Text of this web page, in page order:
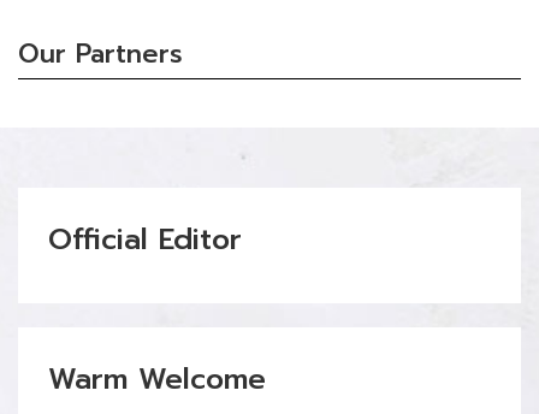
Our Partners
Official Editor
Warm Welcome